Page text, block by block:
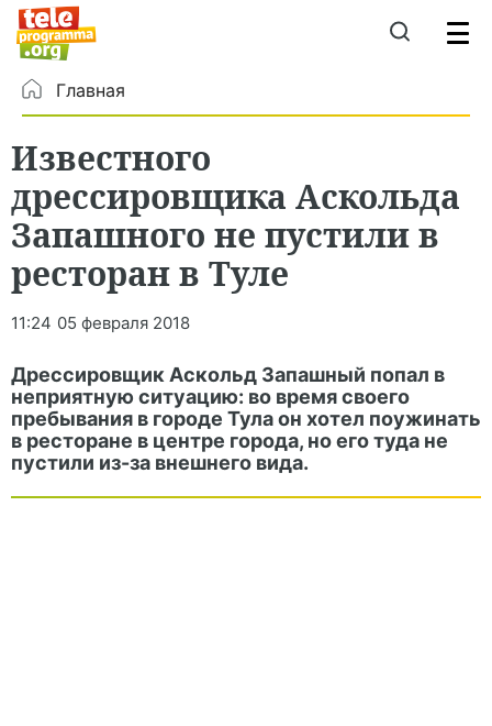
Главная
Известного
дрессировщика Аскольда
Запашного не пустили в
ресторан в Туле
11:24 05 февраля 2018
Дрессировщик Аскольд Запашный попал в
неприятную ситуацию: во время своего
пребывания в городе Тула он хотел поужинать
в ресторане в центре города, но его туда не
пустили из-за внешнего вида.